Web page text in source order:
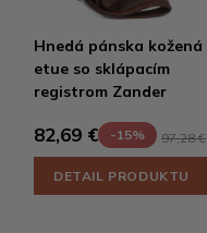
Hnedá pánska kožená
etue so sklápacím
registrom Zander
82,69 € -15% 97,28 €
DETAIL PRODUKTU